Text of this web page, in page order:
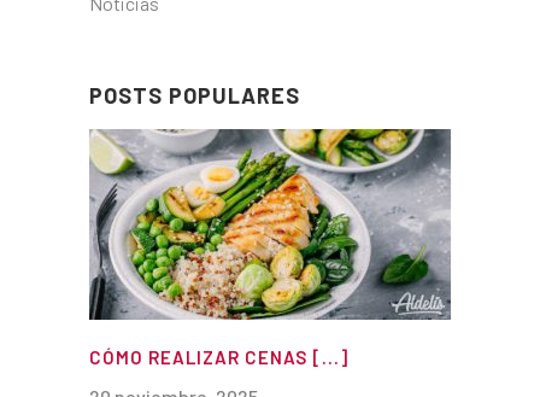
POSTS POPULARES
CÓMO REALIZAR CENAS [...]